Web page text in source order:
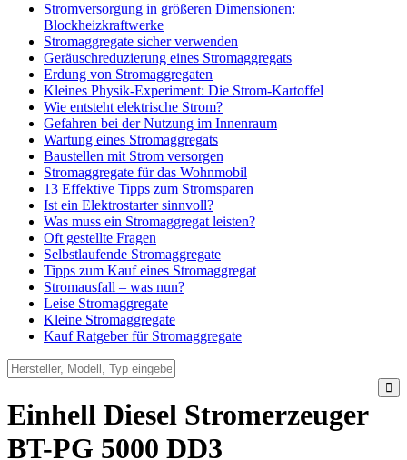
Stromversorgung in größeren Dimensionen:
Blockheizkraftwerke
Stromaggregate sicher verwenden
Geräuschreduzierung eines Stromaggregats
Erdung von Stromaggregaten
Kleines Physik-Experiment: Die Strom-Kartoffel
Wie entsteht elektrische Strom?
Gefahren bei der Nutzung im Innenraum
Wartung eines Stromaggregats
Baustellen mit Strom versorgen
Stromaggregate für das Wohnmobil
13 Effektive Tipps zum Stromsparen
Ist ein Elektrostarter sinnvoll?
Was muss ein Stromaggregat leisten?
Oft gestellte Fragen
Selbstlaufende Stromaggregate
Tipps zum Kauf eines Stromaggregat
Stromausfall – was nun?
Leise Stromaggregate
Kleine Stromaggregate
Kauf Ratgeber für Stromaggregate
Einhell Diesel Stromerzeuger
BT-PG 5000 DD3